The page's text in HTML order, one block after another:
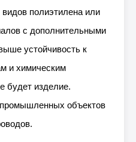
полиэтилена или
с дополнительными
устойчивость к
и химическим
будет изделие.
объектов